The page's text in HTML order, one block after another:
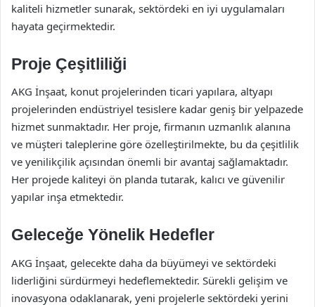
kaliteli hizmetler sunarak, sektördeki en iyi uygulamaları
hayata geçirmektedir.
Proje Çeşitliliği
AKG İnşaat, konut projelerinden ticari yapılara, altyapı
projelerinden endüstriyel tesislere kadar geniş bir yelpazede
hizmet sunmaktadır. Her proje, firmanın uzmanlık alanına
ve müşteri taleplerine göre özelleştirilmekte, bu da çeşitlilik
ve yenilikçilik açısından önemli bir avantaj sağlamaktadır.
Her projede kaliteyi ön planda tutarak, kalıcı ve güvenilir
yapılar inşa etmektedir.
Geleceğe Yönelik Hedefler
AKG İnşaat, gelecekte daha da büyümeyi ve sektördeki
liderliğini sürdürmeyi hedeflemektedir. Sürekli gelişim ve
inovasyona odaklanarak, yeni projelerle sektördeki yerini